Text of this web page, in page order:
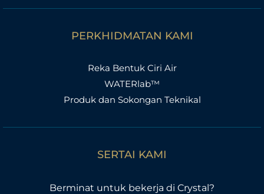
PERKHIDMATAN KAMI
Reka Bentuk Ciri Air
WATERlab™
Produk dan Sokongan Teknikal
SERTAI KAMI
Berminat untuk bekerja di Crystal?